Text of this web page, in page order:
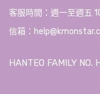
客服時間：週一至週五
信箱：
HANTEO FAMILY NO.